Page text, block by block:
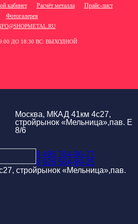
кабинет Расчёт металла
Прайс-лист
Фотогалерея
ДО 18:30 ВС: ВЫХОДНОЙ
Москва, МКАД 41км 4с27,
стройрынок «Мельница»,пав. Е
8/6
8 495 764-90-77
8 926 564-89-25
стройрынок «Мельница»,пав.